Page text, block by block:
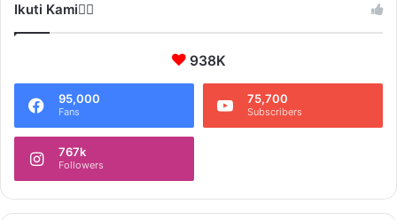
Ikuti Kami❤️‍🔥
938K
95,000
Fans
75,700
Subscribers
767k
Followers